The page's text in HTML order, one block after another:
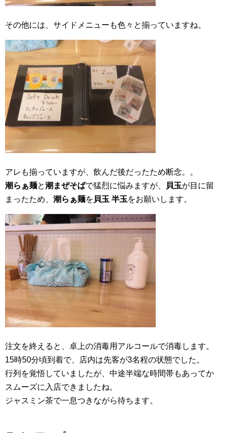
その他には、サイドメニューも色々と揃っていますね。
アレも揃っていますが、飲んだ後だったため断念。。
潮らぁ麺と潮まぜそばで猛烈に悩みますが、 貝玉が目に留
まったため、 潮らぁ麺を 貝玉 半玉をお願いします。
注文を終えると、卓上の消毒用アルコールで消毒します。
15時50分頃到着で、店内は先客が3名程の状態でした。
行列を覚悟していましたが、中途半端な時間帯もあってか
スムーズに入店できましたね。
ジャスミン茶で一息つきながら待ちます。